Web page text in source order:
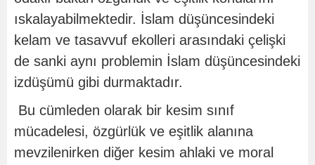
ıskalayabilmektedir. İslam düşüncesindeki
kelam ve tasavvuf ekolleri arasındaki çelişki
de sanki aynı problemin İslam düşüncesindeki
izdüşümü gibi durmaktadır.
Bu cümleden olarak bir kesim sınıf
mücadelesi, özgürlük ve eşitlik alanına
mevzilenirken diğer kesim ahlaki ve moral